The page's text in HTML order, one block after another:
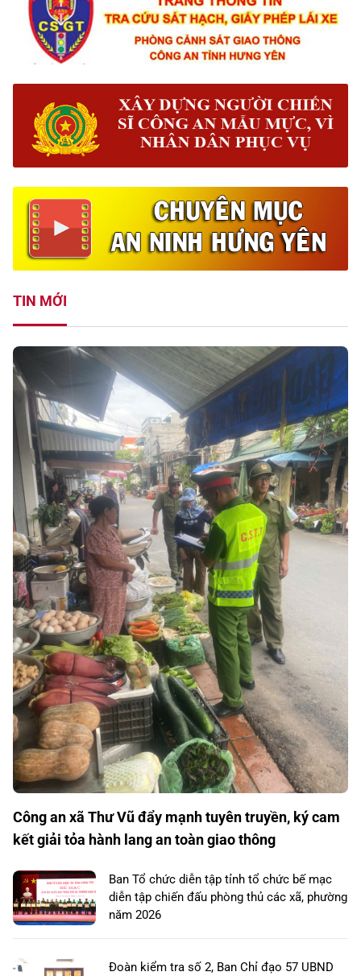
TIN MỚI
Công an xã Thư Vũ đẩy mạnh tuyên truyền, ký cam
kết giải tỏa hành lang an toàn giao thông
Ban Tổ chức diễn tập tỉnh tổ chức bế mạc
diễn tập chiến đấu phòng thủ các xã, phường
năm 2026
Đoàn kiểm tra số 2, Ban Chỉ đạo 57 UBND